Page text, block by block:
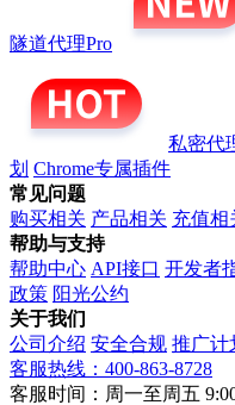
隧道代理Pro
私密代
划 Chrome专属插件
常见问题
购买相关 产品相关 充值相
帮助与支持
帮助中心 API接口 开发者
政策 阳光公约
关于我们
公司介绍 安全合规 推广计
客服热线：400-863-8728
客服时间：周一至周五